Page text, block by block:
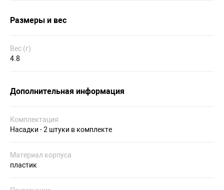
Размеры и вес
Вес (г)
4.8
Дополнительная информация
Комплектация
Насадки - 2 штуки в комплекте
Материал корпуса
пластик